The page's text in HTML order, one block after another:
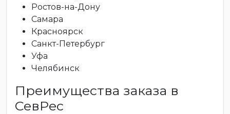
Ростов-на-Дону
Самара
Красноярск
Санкт-Петербург
Уфа
Челябинск
Преимущества заказа в
СевРес